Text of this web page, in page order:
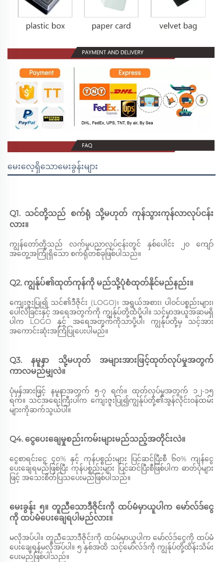
မေးလေ့ရှိသောမေးခွန်းများ
Q1. သင်တို့သည် စက်ရုံ သို့မဟုတ် ကုန်သွားကုန်လာလုပ်ငန်း
လား။
ကျွန်တော်တို့သည် လက်မှုပညာလုပ်ငန်းတွင် နှစ်ပေါင်း ၂၀ ကျော်
အတွေ့အကြုံရှိသော စက်ရုံတစ်ခုဖြစ်ပါသည်။
Q2. ကျွန်ုပ်၏ထုတ်ကုန်ကို မည်သို့ပုံစံထုတ်နိုင်မည်နည်း။
ကျေးဇူးပြု၍ သင်၏ဒီဇိုင်း (LOGO)၊ အရွယ်အစား၊ ပါဝင်ပစ္စည်းများ၊
ပေါ်လိခြင်းနှင့် အရေအတွက်ကို ကျွန်ုပ်တို့ထံပို့ပါ။ သင့်မှာအယူအဆမရှိ
ပါက LOGO နှင့် အရေအတွက်ကိုသာပို့ပါ၊ ကျွန်ုပ်တို့မှ သင့်အား
အကောင်းဆုံးအကြံပြုပေးပါမည်။
Q3. နမူနာ သို့မဟုတ် အများအားဖြင့်ထုတ်လုပ်မှုအတွက်
ကာလမည်မျှလဲ။
ပုံမှန်အားဖြင့် နမူနာအတွက် ၅-၇ ရက်။ ထုတ်လုပ်မှုအတွက် ၁၂-၁၅
ရက်။ သင်အရေးကြီးပါက ကျေးဇူးပြု၍ကျွန်ုပ်တို့၏အွန်လိုင်းဝန်ထမ်း
များကိုဆက်သွယ်ပါ။
Q4. ငွေပေးချေမှုစည်းကမ်းများမည်သည့်အတိုင်းလဲ။
ငွေစာရင်းငွေ ၄၀% နှင့် ကုန်ပစ္စည်းများ ပြင်ဆင်ပြီးစီ ၆၀% ကျန်ငွေ
ပေးချေရမည်ဖြစ်ပြီး ကုန်ပစ္စည်းများ ပြင်ဆင်ပြီးစီဖြစ်ပါက ဓာတ်ပုံများ
ဖြင့် အသေးစိတ်ပြသပေးမည်ဖြစ်ပါသည်။
မေးခွန်း ၅။ တူညီသောဒီဇိုင်းကို ထပ်မံမှာယူပါက မော်လ်ဒ်ငွေ
ကို ထပ်မံပေးချေရပါမည်လား။
မလိုအပ်ပါ။ တူညီသောဒီဇိုင်းကို ထပ်မံမှာယူပါက မော်လ်ဒ်ငွေကို ထပ်မံ
ပေးချေရန်မလိုအပ်ပါ။ ၅ နှစ်အထိ သင့်မော်လ်ဒ်ကို ကျွန်ုပ်တို့ထိန်းသိမ်း
ပေးမည်ဖြစ်ပါသည်။